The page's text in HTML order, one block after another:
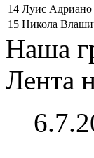
14 Луис Адриано
15 Никола
Наша
Лента